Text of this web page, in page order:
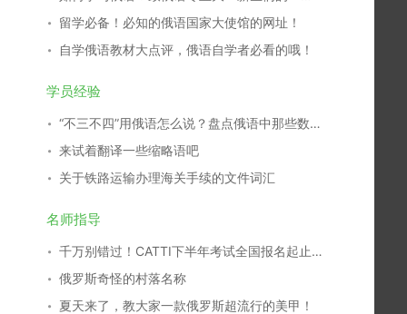
留学必备！必知的俄语国家大使馆的网址！
自学俄语教材大点评，俄语自学者必看的哦！
学员经验
“不三不四”用俄语怎么说？盘点俄语中那些数字谚语
来试着翻译一些缩略语吧
关于铁路运输办理海关手续的文件词汇
名师指导
千万别错过！CATTI下半年考试全国报名起止时间查询表
俄罗斯奇怪的村落名称
夏天来了，教大家一款俄罗斯超流行的美甲！